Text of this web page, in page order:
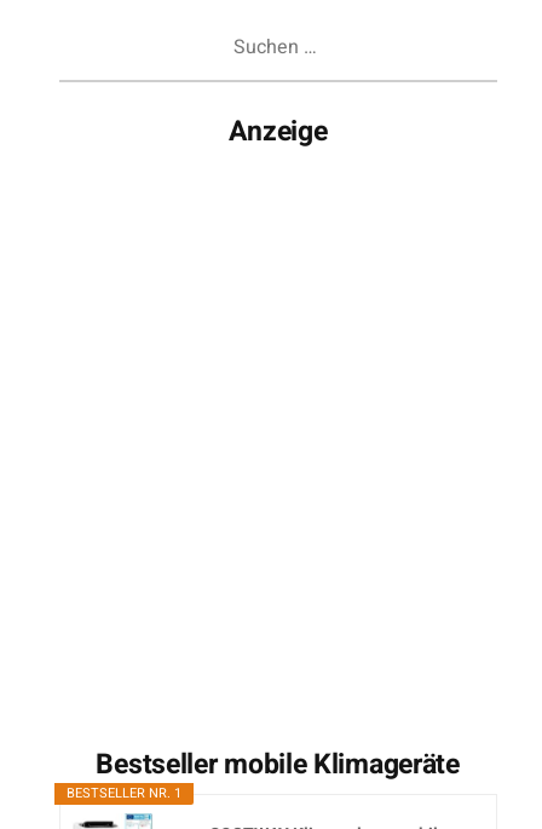
Anzeige
Bestseller mobile Klimageräte
BESTSELLER NR. 1